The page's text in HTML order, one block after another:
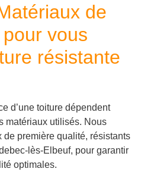
de
vous
résistante
d’une toiture dépendent
matériaux utilisés. Nous
première qualité, résistants
lès-Elbeuf, pour garantir
optimales.